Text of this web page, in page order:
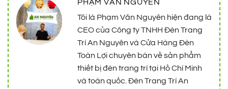
PHẠM VĂN NGUYÊN
Tôi là Phạm Văn Nguyên hiện đang là
CEO của Công ty TNHH Đèn Trang
Trí An Nguyên và Cửa Hàng Đèn
Toàn Lợi chuyên bán về sản phẩm
thiết bị đèn trang trí tại Hồ Chí Minh
và toàn quốc. Đèn Trang Trí An